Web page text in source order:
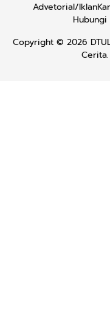
Advetorial/Iklan
Hubungi
Copyright © 2026